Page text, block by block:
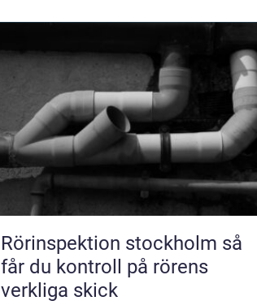
Rörinspektion stockholm så
får du kontroll på rörens
verkliga skick